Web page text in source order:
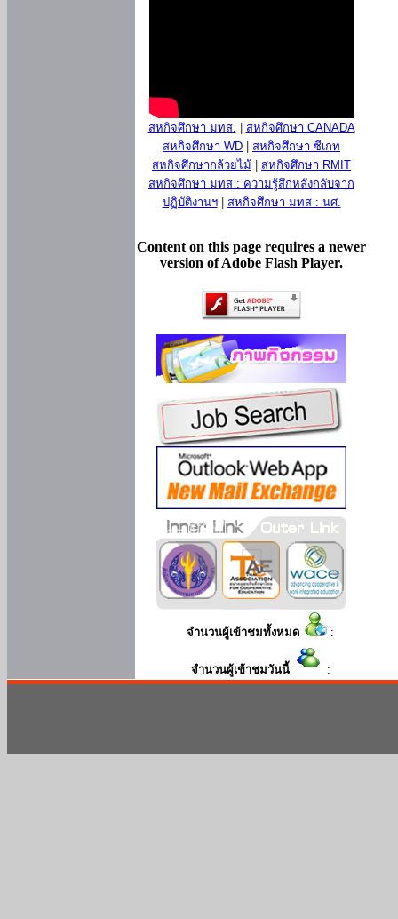
สหกิจศึกษา มทส.
สหกิจศึกษา CANADA
สหกิจศึกษา WD
สหกิจศึกษา ซีเกท
สหกิจศึกษากล้วยไม้
สหกิจศึกษา RMIT
สหกิจศึกษา มทส : ความรู้สึกหลังกลับจาก
ปฏิบัติงานฯ| สหกิจศึกษา มทส : นศ.
Content on this page requires a newer
version of Adobe Flash Player.
จำนวนผู้เข้าชมทั้งหมด :
จำนวนผู้เข้าชมวันนี้ :